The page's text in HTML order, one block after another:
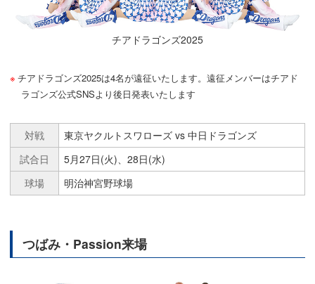
チアドラゴンズ2025
チアドラゴンズ2025は4名が遠征いたします。遠征メンバーはチアド
ラゴンズ公式SNSより後日発表いたします
対戦
東京ヤクルトスワローズ vs 中日ドラゴンズ
試合日
5月27日(火)、28日(水)
球場
明治神宮野球場
つばみ・Passion来場